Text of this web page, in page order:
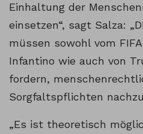
Einhaltung der
einsetzen“, sagt Salza:
müssen sowohl vom
Infantino wie auch von
fordern,
Sorgfaltspflichten
„Es ist theoretisch